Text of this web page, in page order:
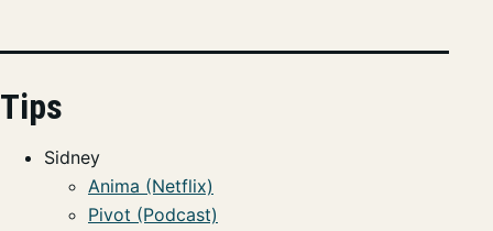
Tips
Sidney
Anima (Netflix)
Pivot (Podcast)